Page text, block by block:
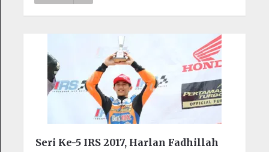
Seri Ke-5 IRS 2017, Harlan Fadhillah